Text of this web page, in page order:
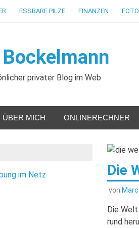
ESSBARE PILZE FINANZEN
privater Blog im Web
ÜBER MICH ONLINERECHNER
Die
von
Die
rund